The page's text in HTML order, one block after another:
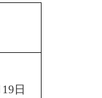
19 日